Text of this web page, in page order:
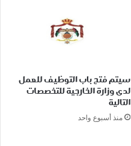
سيتم فتح باب التوظيف للعمل
لدى وزارة الخارجية للتخصصات
التالية
منذ أسبوع واحد